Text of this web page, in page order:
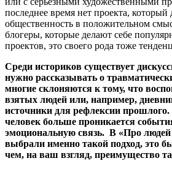
последнее время нет проекта, который
общественность в положительном
блогеры, которые делают себе
проектов, это своего рода тоже
Среди историков существует
нужно рассказывать о
многие склоняются к тому, что
взятых людей или, например,
источники для рефлексии
человек больше проникается
эмоциональную связь. В «Про
выбрали именно такой подход, это
чем, на ваш взгляд, преимущество